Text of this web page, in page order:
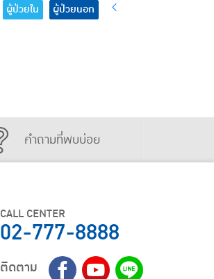
ผู้ป่วยใน ผู้ป่วยนอก
คำถามที่พบบ่อย
CALL CENTER
02-777-8888
ติดตาม